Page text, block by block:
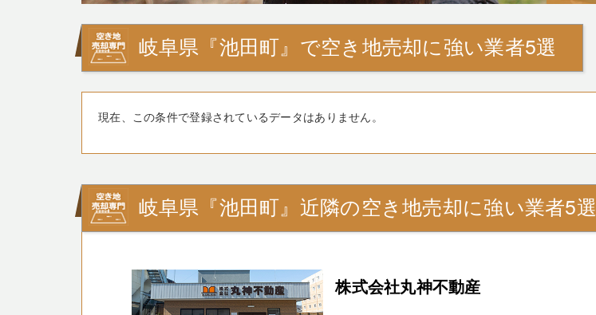
岐阜県『池田町』で空き地売却に強い業者5選
現在、この条件で登録されているデータはありません。
岐阜県『池田町』近隣の空き地売却に強い業者5選
株式会社丸神不動産